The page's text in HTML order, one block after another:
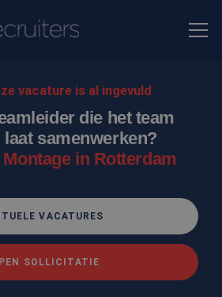
vacature is al ingevuld
die het team
samenwerken?
in Rotterdam
VACATURES
SOLLICITATIE